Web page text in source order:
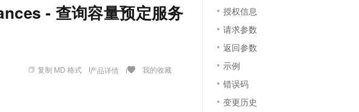
- 查询容量预定服务
复制 MD 格式 产品详情 我的收藏
授权信息
请求参数
返回参数
示例
错误码
变更历史
HappyHorse-1.1-T2V
语音识别与合成
Qwen3-TTS-Flash
云数据库 RDS
面向真实软件的智能体编程平台
数字证书管理服务（原SSL证书）
实现全站HTTPS，呈现可信的WEB访问
短信服务
大数据开发治理平台 DataWorks
一键部署幻兽帕鲁游戏服务器 HOT
通过阿里云百炼高效搭建AI应用,助力高效开发
HappyHorse 打造一站式影视创作平台
漫剧工坊：一站式动画创作平台
快速生产连贯的高质量长漫剧
10 分钟搭建微信、支付宝小程序
高效部署网站，快速应用到小程序
倍，夜间低至2折
AI 电商营销
图文、视频一站生成，高效打造优质广告素材
飞天发布时刻
所见，即是所愿
AI 实训营
从基础到进阶，Agent 创客手把手教你
创新加速
益加速 OPC 成功
CentOS
JAVA
公司注册
上云迁移
代维服务
云存储合作计划
云网络合作计划
更多支持
合作伙伴培训与认证
查询合作伙伴
登录合作伙伴管理后台
训练营
镜像站
我要反馈
我要建议
云栖大会
魔搭 ModelScope
校园招聘